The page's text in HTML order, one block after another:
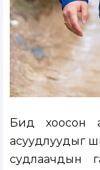
Бид хоосон
асуудлуудыг
судлаачдын